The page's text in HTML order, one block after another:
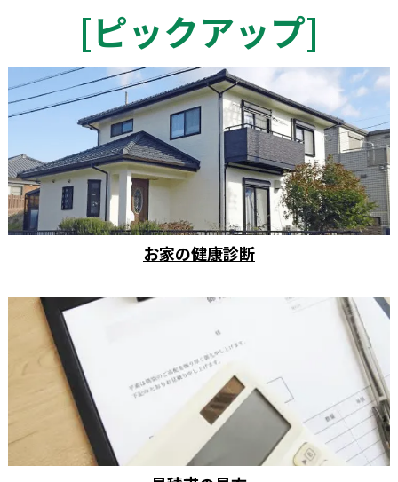
[ピックアップ]
お家の健康診断